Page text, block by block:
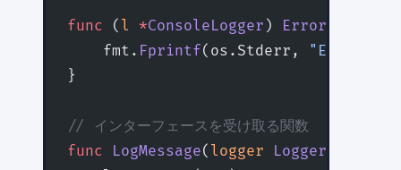
func ( l *ConsoleLogger ) Error
    fmt.
Fprintf(os.Stderr, "ERROR:
}
// インターフェースを受け取る関数
func LogMessage( logger Logger